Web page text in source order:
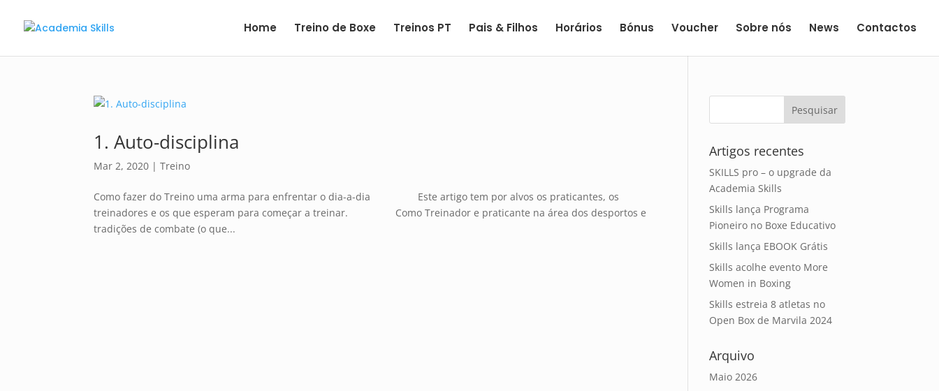
Home Treino de Boxe Treinos PT Pais & Filhos Horários Bónus Voucher Sobre nós News Contactos
1. Auto-disciplina
Mar 2, 2020 |Treino
Como fazer do Treino uma arma para enfrentar o dia-a-dia Este artigo tem por alvos os praticantes, os
treinadores e os que esperam para começar a treinar. Como Treinador e praticante na área dos desportos e
tradições de combate (o que...
Artigos recentes
SKILLS pro – o upgrade da
Academia Skills
Skills lança Programa
Pioneiro no Boxe Educativo
Skills lança EBOOK Grátis
Skills acolhe evento More
Women in Boxing
Skills estreia 8 atletas no
Open Box de Marvila 2024
Arquivo
Maio 2026